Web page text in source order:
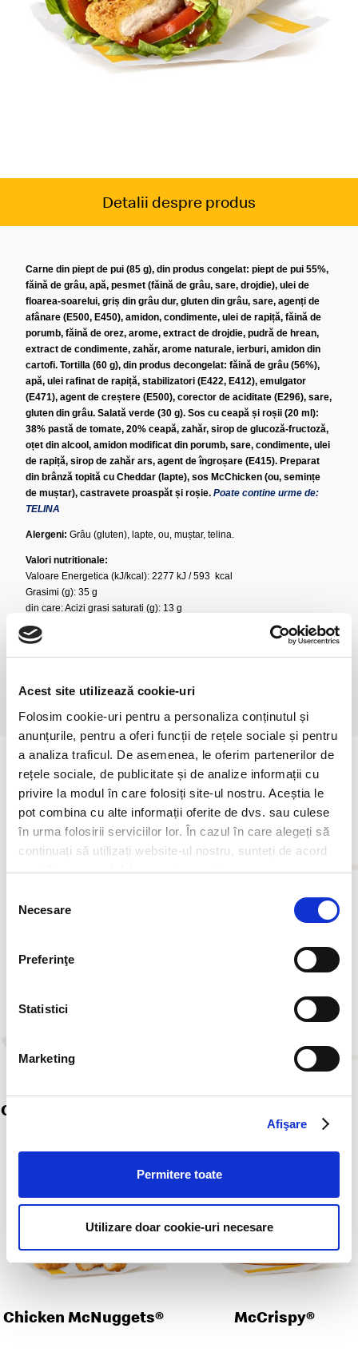
Acest site utilizează cookie-uri
Folosim cookie-uri pentru a personaliza conținutul și
anunțurile, pentru a oferi funcții de rețele sociale și pentru
a analiza traficul. De asemenea, le oferim partenerilor de
rețele sociale, de publicitate și de analize informații cu
privire la modul în care folosiți site-ul nostru. Aceștia le
pot combina cu alte informații oferite de dvs. sau culese
în urma folosirii serviciilor lor. În cazul în care alegeți să
continuați să utilizați website-ul nostru, sunteți de acord
cu utilizarea modulelor noastre cookie.
consimțământului
Necesare
Preferinţe
Statistici
Marketing
Afişare
Permitere toate
Utilizare doar cookie-uri necesare
Detalii despre produs
Carne din piept de pui (85 g), din produs congelat: piept de pui 55%,
făină de grâu, apă, pesmet (făină de grâu, sare, drojdie), ulei de
floarea-soarelui, griș din grâu dur, gluten din grâu, sare, agenți de
afânare (E500, E450), amidon, condimente, ulei de rapiță, făină de
porumb, făină de orez, arome, extract de drojdie, pudră de hrean,
extract de condimente, zahăr, arome naturale, ierburi, amidon din
cartofi. Tortilla (60 g), din produs decongelat: făină de grâu (56%),
apă, ulei rafinat de rapiță, stabilizatori (E422, E412), emulgator
(E471), agent de creștere (E500), corector de aciditate (E296), sare,
gluten din grâu. Salată verde (30 g). Sos cu ceapă și roșii (20 ml):
38% pastă de tomate, 20% ceapă, zahăr, sirop de glucoză-fructoză,
oțet din alcool, amidon modificat din porumb, sare, condimente, ulei
de rapiță, sirop de zahăr ars, agent de îngroșare (E415). Preparat
din brânză topită cu Cheddar (lapte), sos McChicken (ou, semințe
de muștar), castravete proaspăt și roșie. Poate contine urme de:
TELINA
Alergeni: Grâu (gluten), lapte, ou, muștar, telina.
Valori nutritionale:
Valoare Energetica (kJ/kcal): 2277 kJ / 593 kcal
Grasimi (g): 35 g
din care: Acizi grasi saturati (g): 13 g
Glucide (g): 36 g
din care Zaharuri (g): 2.9 g
Proteine (g): 30.2 g
Veneto CBO Burger McPuișor® Fresh
Garlic Pepper Chicken
Chicken McNuggets® McCrispy®